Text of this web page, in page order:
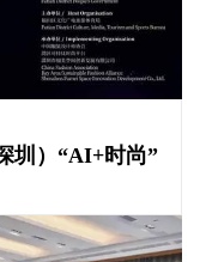
圳）“AI+时尚”